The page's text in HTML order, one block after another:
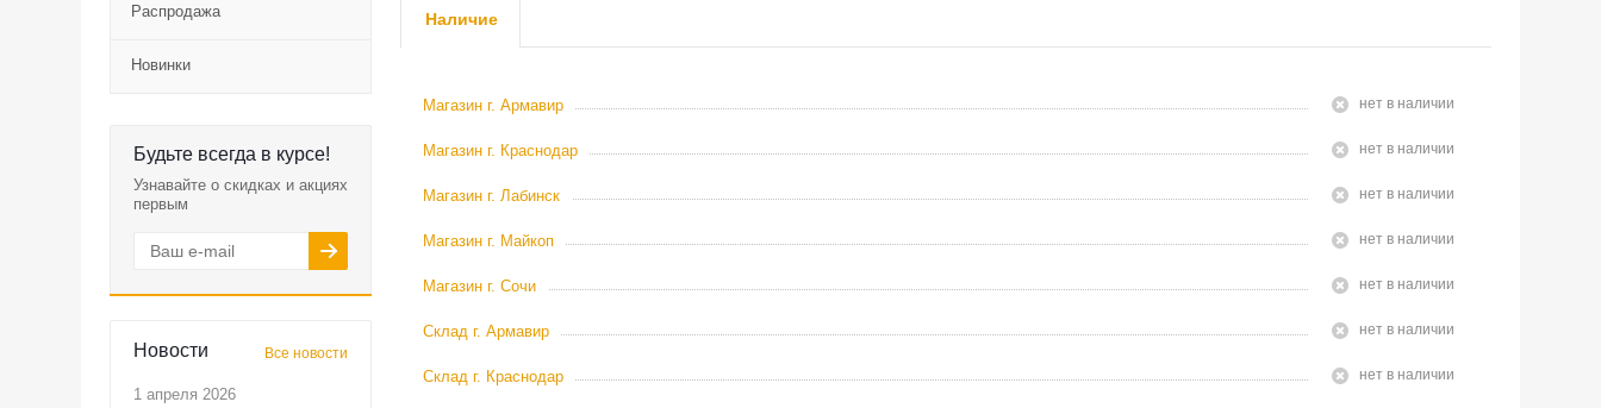
Распродажа
Новинки
Будьте всегда в курсе!
Узнавайте о скидках и акциях
первым
Новости Все новости
1 апреля 2026
Наличие
Магазин г. Армавир Нет в наличии
Магазин г. Краснодар Нет в наличии
Магазин г. Лабинск Нет в наличии
Магазин г. Майкоп Нет в наличии
Магазин г. Сочи Нет в наличии
Склад г. Армавир Нет в наличии
Склад г. Краснодар Нет в наличии